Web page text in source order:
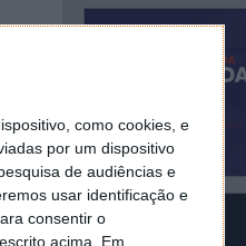
como cookies, e
por um dispositivo
de audiências e
usar identificação e
consentir o
acima. Em